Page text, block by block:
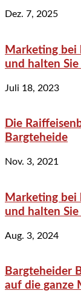
Dez. 7, 2025
Marketing bei
und halten
Juli 18, 2023
Die
Bargteheide
Nov. 3, 2021
Marketing bei
und halten
Aug. 3, 2024
Bargteheider
auf die ganze